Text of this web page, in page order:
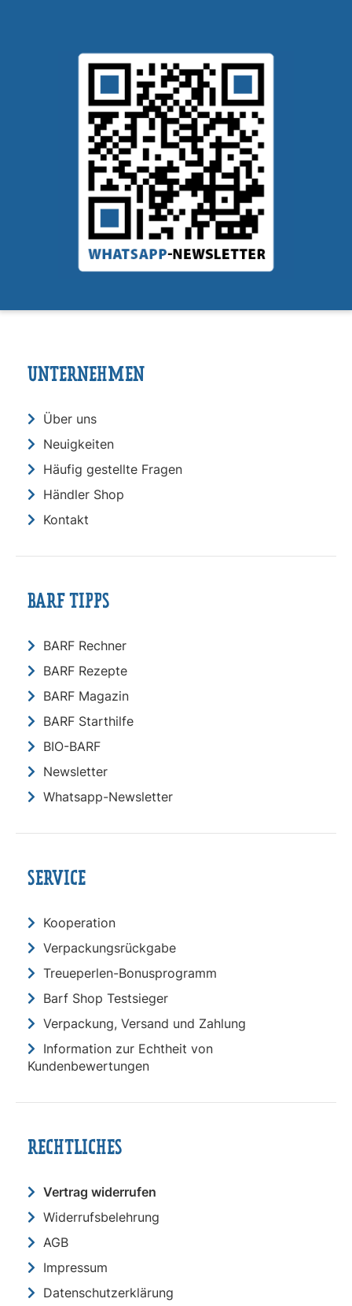
UNTERNEHMEN
Über uns
Neuigkeiten
Häufig gestellte Fragen
Händler Shop
Kontakt
BARF TIPPS
BARF Rechner
BARF Rezepte
BARF Magazin
BARF Starthilfe
BIO-BARF
Newsletter
Whatsapp-Newsletter
SERVICE
Kooperation
Verpackungsrückgabe
Treueperlen-Bonusprogramm
Barf Shop Testsieger
Verpackung, Versand und Zahlung
Information zur Echtheit von
Kundenbewertungen
RECHTLICHES
Vertrag widerrufen
Widerrufsbelehrung
AGB
Impressum
Datenschutzerklärung